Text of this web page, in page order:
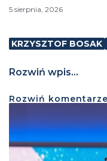
5 sierpnia, 2026
KRZYSZTOF BOSAK
Rozwiń wpis...
Rozwiń